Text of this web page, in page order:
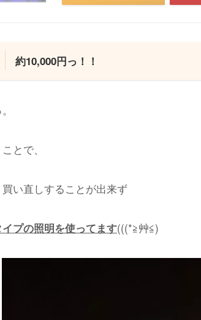
約10,000円っ！！
とで、
い直しすることが出来ず
プの照明を使ってます(((*≧︎艸≦︎)